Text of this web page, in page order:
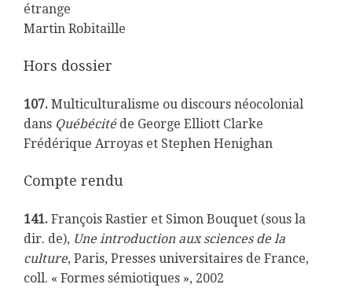
étrange
Martin Robitaille
Hors dossier
107. Multiculturalisme ou discours néocolonial
dans Québécitéde George Elliott Clarke
Frédérique Arroyas et Stephen Henighan
Compte rendu
141. François Rastier et Simon Bouquet (sous la
dir. de), Une introduction aux sciences de la
culture, Paris, Presses universitaires de France,
coll. « Formes sémiotiques », 2002